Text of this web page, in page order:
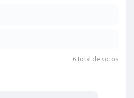
6 total de votos